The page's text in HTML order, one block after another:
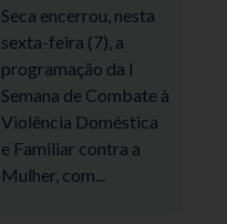
Seca encerrou, nesta
sexta-feira (7), a
programação da I
Semana de Combate à
Violência Doméstica
e Familiar contra a
Mulher, com...